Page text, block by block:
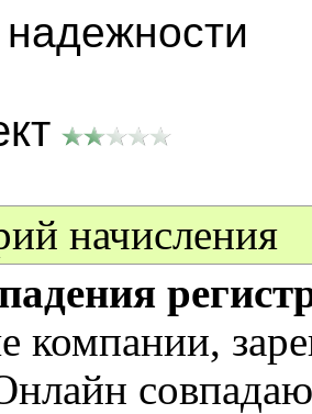
начисления
компании,